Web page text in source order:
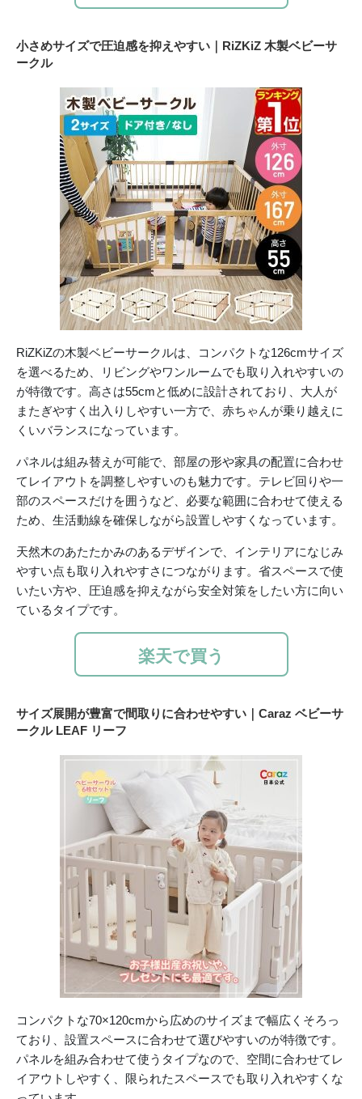
小さめサイズで圧迫感を抑えやすい｜RiZKiZ 木製ベビーサ
ークル
RiZKiZの木製ベビーサークルは、コンパクトな126cmサイズ
を選べるため、リビングやワンルームでも取り入れやすいの
が特徴です。高さは55cmと低めに設計されており、大人が
またぎやすく出入りしやすい一方で、赤ちゃんが乗り越えに
くいバランスになっています。
パネルは組み替えが可能で、部屋の形や家具の配置に合わせ
てレイアウトを調整しやすいのも魅力です。テレビ回りや一
部のスペースだけを囲うなど、必要な範囲に合わせて使える
ため、生活動線を確保しながら設置しやすくなっています。
天然木のあたたかみのあるデザインで、インテリアになじみ
やすい点も取り入れやすさにつながります。省スペースで使
いたい方や、圧迫感を抑えながら安全対策をしたい方に向い
ているタイプです。
楽天で買う
サイズ展開が豊富で間取りに合わせやすい｜Caraz ベビーサ
ークル LEAF リーフ
コンパクトな70×120cmから広めのサイズまで幅広くそろっ
ており、設置スペースに合わせて選びやすいのが特徴です。
パネルを組み合わせて使うタイプなので、空間に合わせてレ
イアウトしやすく、限られたスペースでも取り入れやすくな